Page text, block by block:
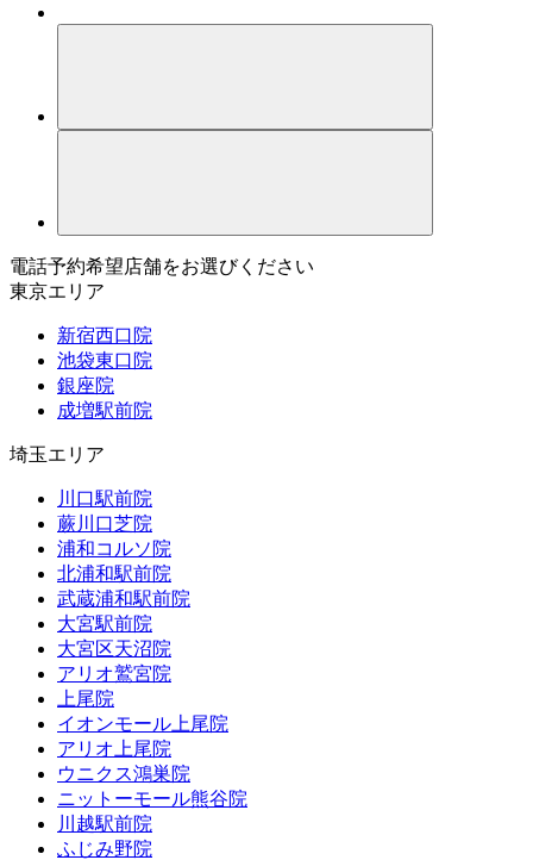
電話予約希望店舗をお選びください
東京エリア
新宿西口院
池袋東口院
銀座院
成増駅前院
埼玉エリア
川口駅前院
蕨川口芝院
浦和コルソ院
北浦和駅前院
武蔵浦和駅前院
大宮駅前院
大宮区天沼院
アリオ鷲宮院
上尾院
イオンモール上尾院
アリオ上尾院
ウニクス鴻巣院
ニットーモール熊谷院
川越駅前院
ふじみ野院